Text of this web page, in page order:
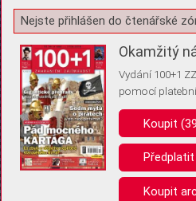
Žádost o souhlas s ukládáním
Pro základní fungování webu
(tzv. cookies apod.). Rádi bychom vás
uložením volitelných informací:
Anonymní unikátní ID
Nejste přihlášen do čtenářské
Okamžitý
Vydání 100+1
pomocí
Koupit
Předplatit
Koupit